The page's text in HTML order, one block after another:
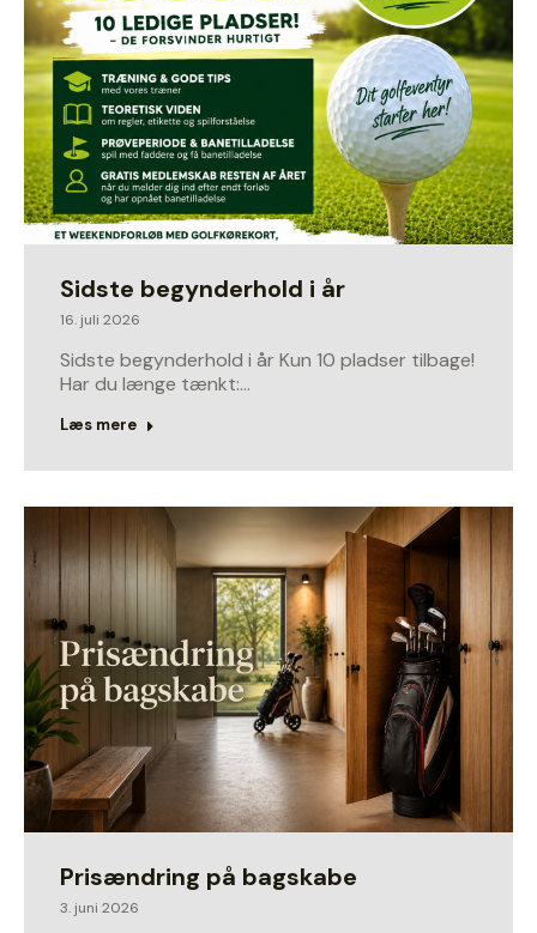
Sidste begynderhold i år
16. juli 2026
Sidste begynderhold i år Kun 10 pladser tilbage!
Har du længe tænkt:…
Læs mere
Prisændring på bagskabe
3. juni 2026